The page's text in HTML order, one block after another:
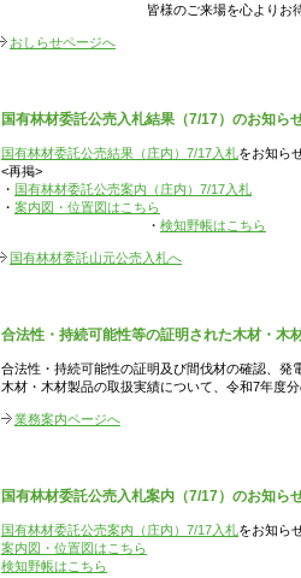
皆様のご来場を心よりお待ちし
おしらせページへ
国有林材委託公売入札結果（7/17）のお知ら
国有林材委託公売結果（庄内）7/17入札をお知ら
<再掲>
・ 国有林材委託公売案内（庄内）7/17入札
・ 案内図・位置図はこちら
・ 検知野帳はこちら
国有林材委託山元公売入札へ
合法性・持続可能性等の証明された木材・木
合法性・持続可能性の証明及び間伐材の確認、発
木材・木材製品の取扱実績について、令和7年度分
業務案内ページへ
国有林材委託公売入札案内（7/17）のお知ら
国有林材委託公売案内（庄内）7/17入札をお知ら
案内図・位置図はこちら
検知野帳はこちら